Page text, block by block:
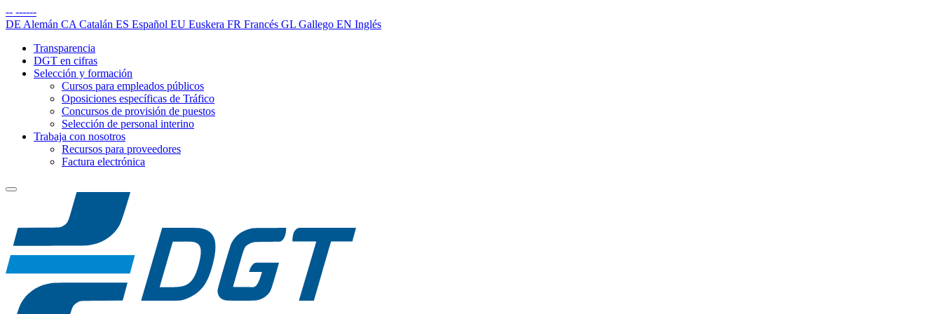
-- ------
DE Alemán CA Catalán ES Español EU Euskera FR Francés GL Gallego EN Inglés
Transparencia
DGT en cifras
Selección y formación
Cursos para empleados públicos
Oposiciones específicas de Tráfico
Concursos de provisión de puestos
Selección de personal interino
Trabaja con nosotros
Recursos para proveedores
Factura electrónica